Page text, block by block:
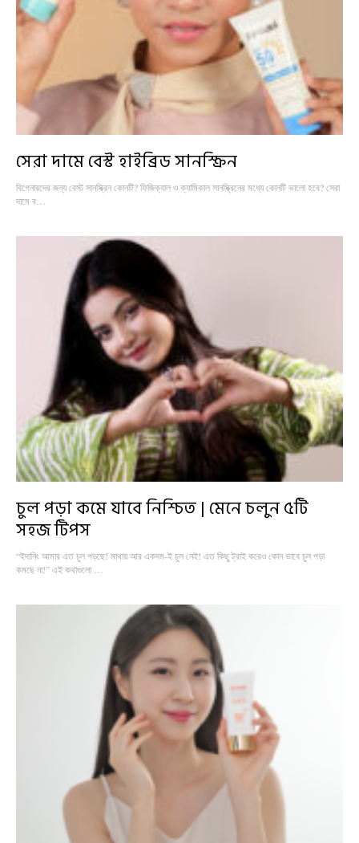
সেরা দামে বেস্ট হাইব্রিড সানস্ক্রিন
বিগেনারদের জন্য বেস্ট সানস্ক্রিন কোনটি? ফিজিক্যাল ও ক্যামিকাল সানস্ক্রিনের মধ্যে কোনটি ভালো হবে? সেরা
দামে ব…
চুল পড়া কমে যাবে নিশ্চিত | মেনে চলুন ৫টি
সহজ টিপস
“ইদানিং আমার এত চুল পড়ছে! মাথায় আর একদম-ই চুল নেই! এত কিছু ট্রাই করেও কোন ভাবে চুল পড়া
কমছে না!” এই কথাগুলো …